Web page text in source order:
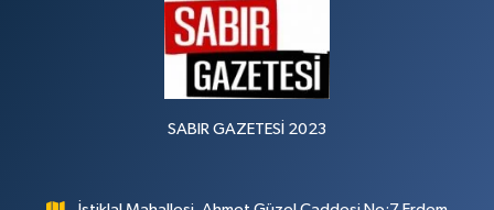
SABIR GAZETESİ 2023